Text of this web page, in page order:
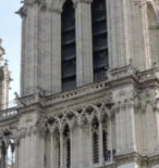
área verde de